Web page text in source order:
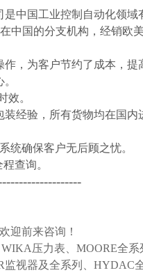
是中国工业控制自动化领
中国的分支机构，经销欧
，为客户节约了成本，提
效。
经验，所有货物均在国
统确保客户无后顾之忧。
查询。
迎前来咨询！
压力表、MOORE全系
视器及全系列、HYDAC